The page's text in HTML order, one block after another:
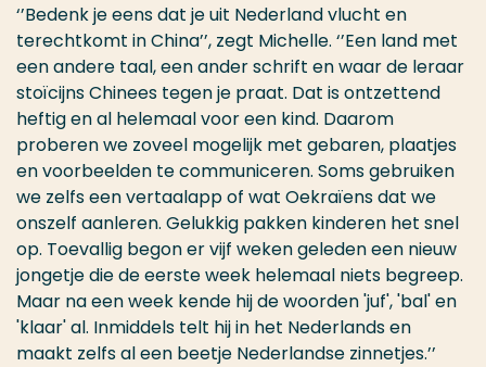
‘’Bedenk je eens dat je uit Nederland vlucht en
terechtkomt in China’’, zegt Michelle. ‘’Een land met
een andere taal, een ander schrift en waar de leraar
stoïcijns Chinees tegen je praat. Dat is ontzettend
heftig en al helemaal voor een kind. Daarom
proberen we zoveel mogelijk met gebaren, plaatjes
en voorbeelden te communiceren. Soms gebruiken
we zelfs een vertaalapp of wat Oekraïens dat we
onszelf aanleren. Gelukkig pakken kinderen het snel
op. Toevallig begon er vijf weken geleden een nieuw
jongetje die de eerste week helemaal niets begreep.
Maar na een week kende hij de woorden 'juf', 'bal' en
'klaar' al. Inmiddels telt hij in het Nederlands en
maakt zelfs al een beetje Nederlandse zinnetjes.’’